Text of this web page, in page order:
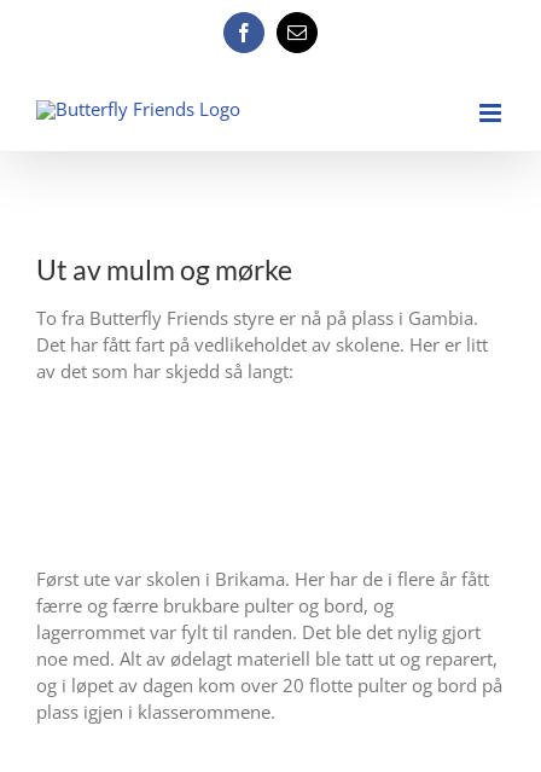
Facebook
E-
post
Larger
Image
Ut av mulm og mørke
To fra Butterfly Friends styre er nå på plass i Gambia.
Det har fått fart på vedlikeholdet av skolene. Her er litt
av det som har skjedd så langt:
Først ute var skolen i Brikama. Her har de i flere år fått
færre og færre brukbare pulter og bord, og
lagerrommet var fylt til randen. Det ble det nylig gjort
noe med. Alt av ødelagt materiell ble tatt ut og reparert,
og i løpet av dagen kom over 20 flotte pulter og bord på
plass igjen i klasserommene.